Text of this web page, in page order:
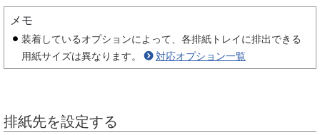
メモ
装着しているオプションによって、各排紙トレイに排出できる
用紙サイズは異なります。
対応オプション一覧
排紙先を設定する